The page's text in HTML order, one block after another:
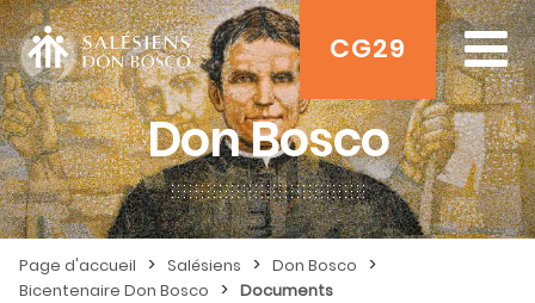
CG29
Don Bosco
Page d'accueil > Salésiens > Don Bosco >
Bicentenaire Don Bosco > Documents